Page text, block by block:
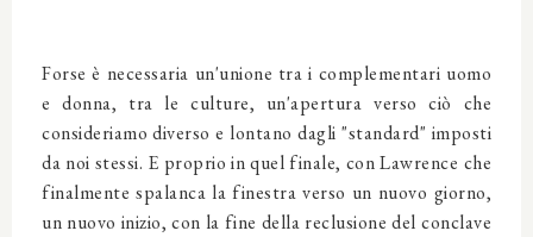
Forse è necessaria un'unione tra i complementari uomo
e donna, tra le culture, un'apertura verso ciò che
consideriamo diverso e lontano dagli "standard" imposti
da noi stessi. E proprio in quel finale, con Lawrence che
finalmente spalanca la finestra verso un nuovo giorno,
un nuovo inizio, con la fine della reclusione del conclave